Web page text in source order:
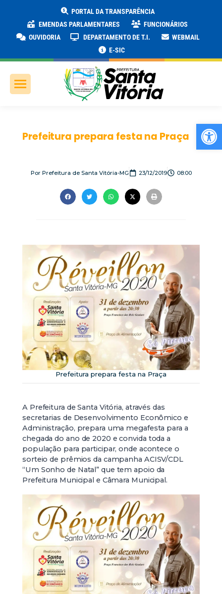
PORTAL DA TRANSPARÊNCIA
EMENDAS PARLAMENTARES
FUNCIONÁRIOS
OUVIDORIA
DEPARTAMENTO DE T.I.
WEBMAIL
E-SIC
Prefeitura prepara festa na Praça
PorPrefeitura de Santa Vitória-MG 23/12/2019 08:00
Prefeitura prepara festa na Praça
A Prefeitura de Santa Vitória, através das
secretarias de Desenvolvimento Econômico e
Administração, prepara uma megafesta para a
chegada do ano de 2020 e convida toda a
população para participar, onde acontece o
sorteio de prêmios da campanha ACISV/CDL
“Um Sonho de Natal” que tem apoio da
Prefeitura Municipal e Câmara Municipal.